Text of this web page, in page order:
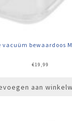
vacuüm bewaardoos
€19,99
aan